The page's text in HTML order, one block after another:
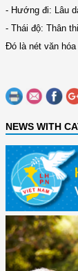
- Hướng đi: Lâu
- Thái độ: Thân
Đó là nét văn hóa
NEWS WITH